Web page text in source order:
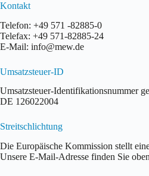
Kontakt
Telefon: +49 571 -82885-0
Telefax: +49 571-82885-24
E-Mail: info@mew.de
Umsatzsteuer-ID
Umsatzsteuer-Identifikationsnummer
DE 126022004
Streitschlichtung
Die Europäische Kommission stellt
Unsere E-Mail-Adresse finden Sie